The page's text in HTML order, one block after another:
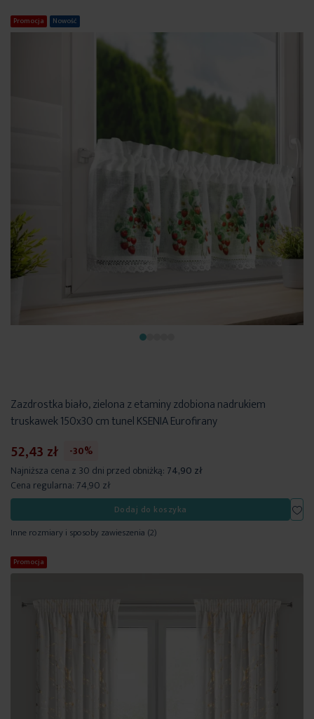
Promocja Nowość
Zazdrostka biało, zielona z etaminy zdobiona nadrukiem
truskawek 150x30 cm tunel KSENIA Eurofirany
52,43 zł
-30%
Najniższa cena z 30 dni przed obniżką: 74,90 zł
Cena regularna: 74,90 zł
Dodaj do koszyka
Inne rozmiary i sposoby zawieszenia (2)
Promocja